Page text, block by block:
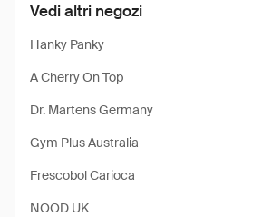
Vedi altri negozi
Hanky Panky
A Cherry On Top
Dr. Martens Germany
Gym Plus Australia
Frescobol Carioca
NOOD UK